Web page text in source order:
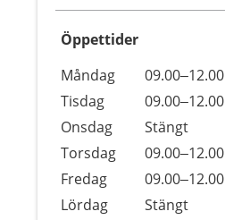
Öppettider
Dag
Öppettider
Kommentarer
Måndag 09.00–12.00
Tisdag
09.00–12.00
Onsdag
Stängt
Torsdag
09.00–12.00
Fredag
09.00–12.00
Lördag
Stängt